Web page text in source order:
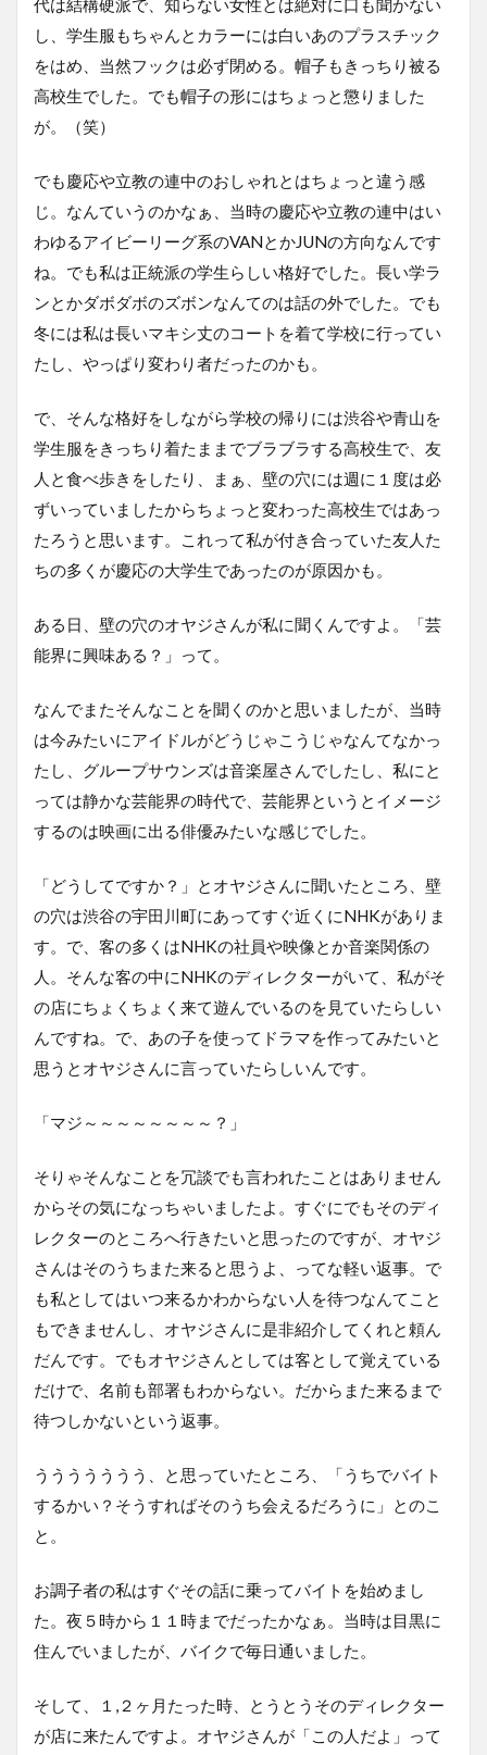
代は結構硬派で、知らない女性とは絶対に口も聞かない
し、学生服もちゃんとカラーには白いあのプラスチック
をはめ、当然フックは必ず閉める。帽子もきっちり被る
高校生でした。でも帽子の形にはちょっと懲りました
が。（笑）
でも慶応や立教の連中のおしゃれとはちょっと違う感
じ。なんていうのかなぁ、当時の慶応や立教の連中はい
わゆるアイビーリーグ系のVANとかJUNの方向なんです
ね。でも私は正統派の学生らしい格好でした。長い学ラ
ンとかダボダボのズボンなんてのは話の外でした。でも
冬には私は長いマキシ丈のコートを着て学校に行ってい
たし、やっぱり変わり者だったのかも。
で、そんな格好をしながら学校の帰りには渋谷や青山を
学生服をきっちり着たままでブラブラする高校生で、友
人と食べ歩きをしたり、まぁ、壁の穴には週に１度は必
ずいっていましたからちょっと変わった高校生ではあっ
たろうと思います。これって私が付き合っていた友人た
ちの多くが慶応の大学生であったのが原因かも。
ある日、壁の穴のオヤジさんが私に聞くんですよ。「芸
能界に興味ある？」って。
なんでまたそんなことを聞くのかと思いましたが、当時
は今みたいにアイドルがどうじゃこうじゃなんてなかっ
たし、グループサウンズは音楽屋さんでしたし、私にと
っては静かな芸能界の時代で、芸能界というとイメージ
するのは映画に出る俳優みたいな感じでした。
「どうしてですか？」とオヤジさんに聞いたところ、壁
の穴は渋谷の宇田川町にあってすぐ近くにNHKがありま
す。で、客の多くはNHKの社員や映像とか音楽関係の
人。そんな客の中にNHKのディレクターがいて、私がそ
の店にちょくちょく来て遊んでいるのを見ていたらしい
んですね。で、あの子を使ってドラマを作ってみたいと
思うとオヤジさんに言っていたらしいんです。
「マジ～～～～～～～～？」
そりゃそんなことを冗談でも言われたことはありません
からその気になっちゃいましたよ。すぐにでもそのディ
レクターのところへ行きたいと思ったのですが、オヤジ
さんはそのうちまた来ると思うよ、ってな軽い返事。で
も私としてはいつ来るかわからない人を待つなんてこと
もできませんし、オヤジさんに是非紹介してくれと頼ん
だんです。でもオヤジさんとしては客として覚えている
だけで、名前も部署もわからない。だからまた来るまで
待つしかないという返事。
ううううううう、と思っていたところ、「うちでバイト
するかい？そうすればそのうち会えるだろうに」とのこ
と。
お調子者の私はすぐその話に乗ってバイトを始めまし
た。夜５時から１１時までだったかなぁ。当時は目黒に
住んでいましたが、バイクで毎日通いました。
そして、１,２ヶ月たった時、とうとうそのディレクター
が店に来たんですよ。オヤジさんが「この人だよ」って